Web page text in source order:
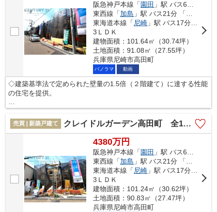
◇地震の揺れに耐える「耐震性能」と揺れを抑えて住宅へのダメ
ージを軽減する「制震性能」を兼ね備えた建売住宅ブランド
「QUIE」 。
◇安心の土台づくり１００％ベタ基礎へのこだわりや構造体を傷
めにくい工法を採用し、安心の住まいを提供します。
本掲載の設備写真は同仕様の施工例写真につき本件とは異なりま
す。
阪急神戸本線「園田 」駅 バス6分 「遊女塚」 停歩3分
東西線「加島 」駅 バス21分 「遊女塚」 停歩3分
東海道本線「尼崎 」駅 バス17分 「遊女塚」 停歩3分
3ＬＤＫ
建物面積：101.64㎡（30.74坪）
土地面積：91.08㎡（27.55坪）
兵庫県尼崎市高田町
パノラマ 動画
◇建築基準法で定められた壁量の1.5倍（２階建て）に達する性能
の住宅を提供。
◇さらにその耐久性を上げる制震装置(SAFE365)を採用。震度６
強の揺れを最大６７％低減。
◇その制震装置を搭載することで、制震住宅のコストを下げるこ
◇地震の揺れに耐える「耐震性能」と揺れを抑えて住宅へのダメ
ージを軽減する「制震性能」を兼ね備えた建売住宅ブランド
「QUIE」 。
◇安心の土台づくり１００％ベタ基礎へのこだわりや構造体を傷
めにくい工法を採用し、安心の住まいを提供します。
売買 | 新築戸建て クレイドルガーデン高田町 全15区画
4380万円
阪急神戸本線「園田 」駅 バス6分 「遊女塚」 停歩3分
東西線「加島 」駅 バス21分 「遊女塚」 停歩3分
東海道本線「 尼崎 」駅 バス17分 「遊女塚」 停歩3分
3ＬＤＫ
建物面積：101.24㎡（30.62坪）
土地面積：90.83㎡（27.47坪）
兵庫県尼崎市高田町